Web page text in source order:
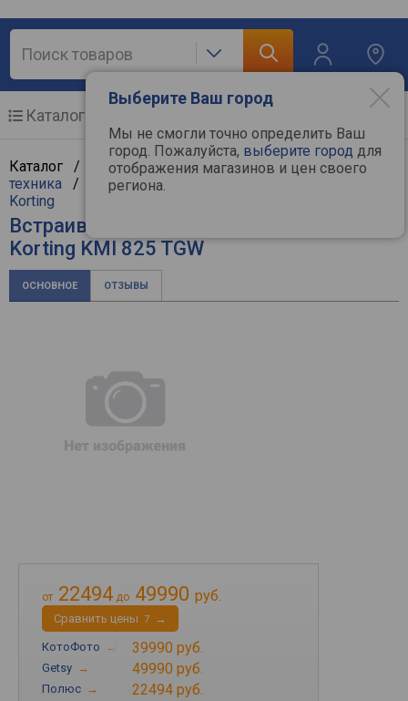
Выберите Ваш город
Мы не смогли точно определить Ваш
город. Пожалуйста, выберите город для
отображения магазинов и цен своего
региона.
Каталог
Каталог / Крупная бытовая техника/Встраиваемая
техника / Встраиваемые микроволновые печи
Korting
Встраиваемая микроволновая печь
Korting KMI 825 TGW
ОСНОВНОЕ ОТЗЫВЫ
от 22494 до 49990 руб.
Cравнить цены 7 →
КотоФото → 39990 руб.
Getsy → 49990 руб.
Полюс → 22494 руб.